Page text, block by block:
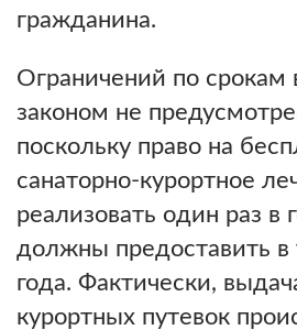
гражданина.
Ограничений по срокам
законом не
поскольку право на
санаторно-курортное
реализовать один раз в
должны предоставить в
года. Фактически,
курортных путевок